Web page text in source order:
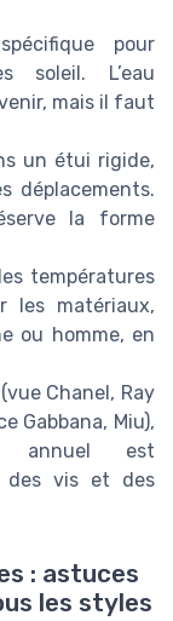
pour
soleil. L’eau
mais il faut
un étui rigide,
déplacements.
la forme
températures
les matériaux,
ou homme, en
Chanel, Ray
Gabbana, Miu),
annuel est
des vis et des
: astuces
les styles